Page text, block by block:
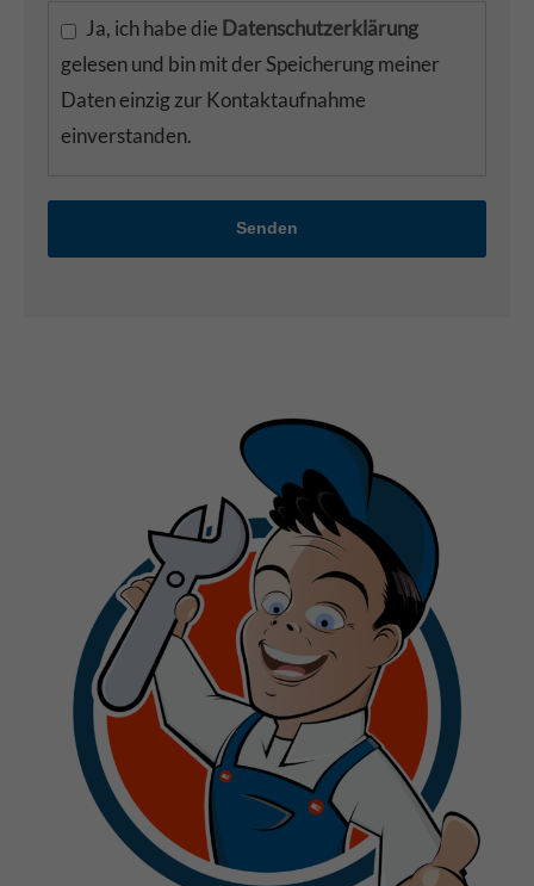
Ja, ich habe die Datenschutzerklärung
gelesen und bin mit der Speicherung meiner
Daten einzig zur Kontaktaufnahme
einverstanden.
Senden